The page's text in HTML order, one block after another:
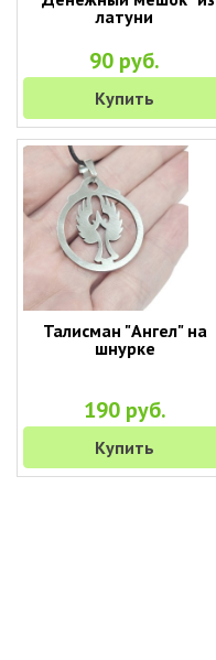
латуни
90 руб.
Купить
Талисман "Ангел" на
шнурке
190 руб.
Купить